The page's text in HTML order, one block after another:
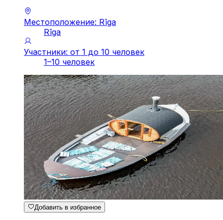
Местоположение: Rīga
Rīga
Участники: от 1 до 10 человек
1–10 человек
Добавить в избранное